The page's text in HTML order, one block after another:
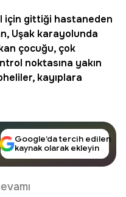
için gittiği hastaneden
Uşak karayolunda
çocuğu, çok
noktasına yakın
kayıplara
Google’da tercih edilen
kaynak olarak ekleyin